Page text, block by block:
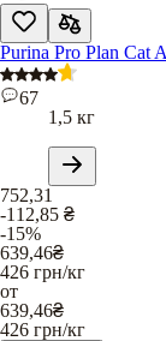
Purina Pro Plan Cat
67
1,5 кг
752,31
-112,85 ₴
-15%
639,46₴
426 грн/кг
от
639,46₴
426 грн/кг